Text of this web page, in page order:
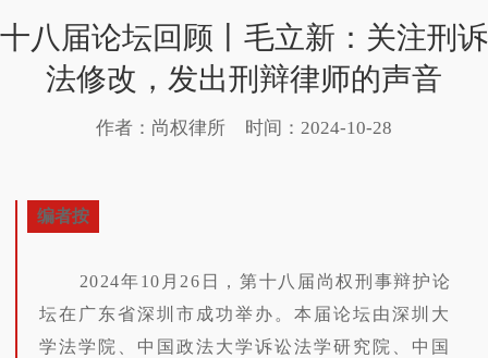
十八届论坛回顾丨毛立新：关注刑诉
法修改，发出刑辩律师的声音
作者：尚权律所 时间：2024-10-28
编者按
2024年10月26日，第十八届尚权刑事辩护论
坛在广东省深圳市成功举办。本届论坛由深圳大
学法学院、中国政法大学诉讼法学研究院、中国